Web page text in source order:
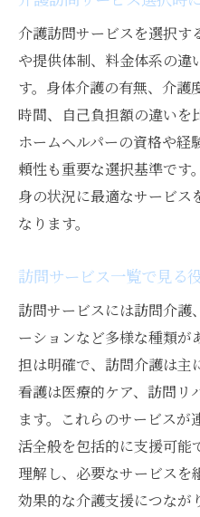
介護訪問サービスを選択す
や提供体制、料金体系の違
す。身体介護の有無、介護
時間、自己負担額の違いを
ホームヘルパーの資格や経
頼性も重要な選択基準です
身の状況に最適なサービス
なります。
訪問サービス一覧で見る
訪問サービスには訪問介護
ーションなど多様な種類が
担は明確で、訪問介護は主
看護は医療的ケア、訪問リ
ます。これらのサービスが
活全般を包括的に支援可能
理解し、必要なサービスを
効果的な介護支援につなが